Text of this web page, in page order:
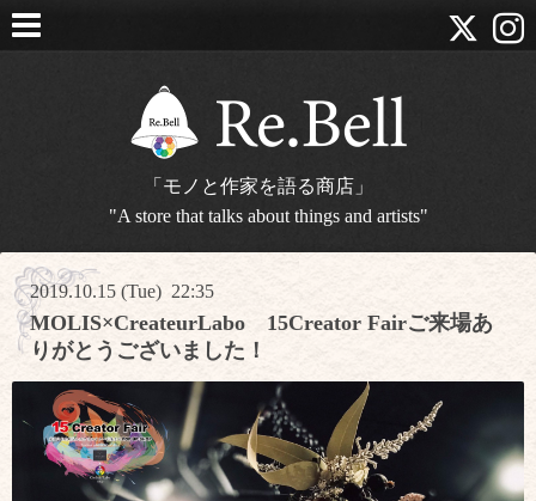
「モノと作家を語る商店」
"A store that talks about things and artists"
2019.10.15 (Tue) 22:35
MOLIS×CreateurLabo 15Creator Fairご来場あ
りがとうございました！